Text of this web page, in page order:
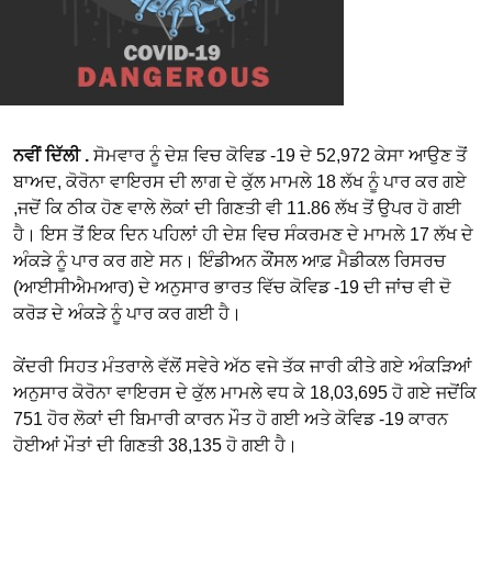
ਨਵੀਂ ਦਿੱਲੀ . ਸੋਮਵਾਰ ਨੂੰ ਦੇਸ਼ ਵਿਚ ਕੋਵਿਡ -19 ਦੇ 52,972 ਕੇਸਾ ਆਉਣ ਤੋਂ
ਬਾਅਦ, ਕੋਰੋਨਾ ਵਾਇਰਸ ਦੀ ਲਾਗ ਦੇ ਕੁੱਲ ਮਾਮਲੇ 18 ਲੱਖ ਨੂੰ ਪਾਰ ਕਰ ਗਏ
,ਜਦੋਂ ਕਿ ਠੀਕ ਹੋਣ ਵਾਲੇ ਲੋਕਾਂ ਦੀ ਗਿਣਤੀ ਵੀ 11.86 ਲੱਖ ਤੋਂ ਉਪਰ ਹੋ ਗਈ
ਹੈ। ਇਸ ਤੋਂ ਇਕ ਦਿਨ ਪਹਿਲਾਂ ਹੀ ਦੇਸ਼ ਵਿਚ ਸੰਕਰਮਣ ਦੇ ਮਾਮਲੇ 17 ਲੱਖ ਦੇ
ਅੰਕੜੇ ਨੂੰ ਪਾਰ ਕਰ ਗਏ ਸਨ। ਇੰਡੀਅਨ ਕੌਂਸਲ ਆਫ਼ ਮੈਡੀਕਲ ਰਿਸਰਚ
(ਆਈਸੀਐਮਆਰ) ਦੇ ਅਨੁਸਾਰ ਭਾਰਤ ਵਿੱਚ ਕੋਵਿਡ -19 ਦੀ ਜਾਂਚ ਵੀ ਦੋ
ਕਰੋੜ ਦੇ ਅੰਕੜੇ ਨੂੰ ਪਾਰ ਕਰ ਗਈ ਹੈ।
ਕੇਂਦਰੀ ਸਿਹਤ ਮੰਤਰਾਲੇ ਵੱਲੋਂ ਸਵੇਰੇ ਅੱਠ ਵਜੇ ਤੱਕ ਜਾਰੀ ਕੀਤੇ ਗਏ ਅੰਕੜਿਆਂ
ਅਨੁਸਾਰ ਕੋਰੋਨਾ ਵਾਇਰਸ ਦੇ ਕੁੱਲ ਮਾਮਲੇ ਵਧ ਕੇ 18,03,695 ਹੋ ਗਏ ਜਦੋਂਕਿ
751 ਹੋਰ ਲੋਕਾਂ ਦੀ ਬਿਮਾਰੀ ਕਾਰਨ ਮੌਤ ਹੋ ਗਈ ਅਤੇ ਕੋਵਿਡ -19 ਕਾਰਨ
ਹੋਈਆਂ ਮੌਤਾਂ ਦੀ ਗਿਣਤੀ 38,135 ਹੋ ਗਈ ਹੈ।